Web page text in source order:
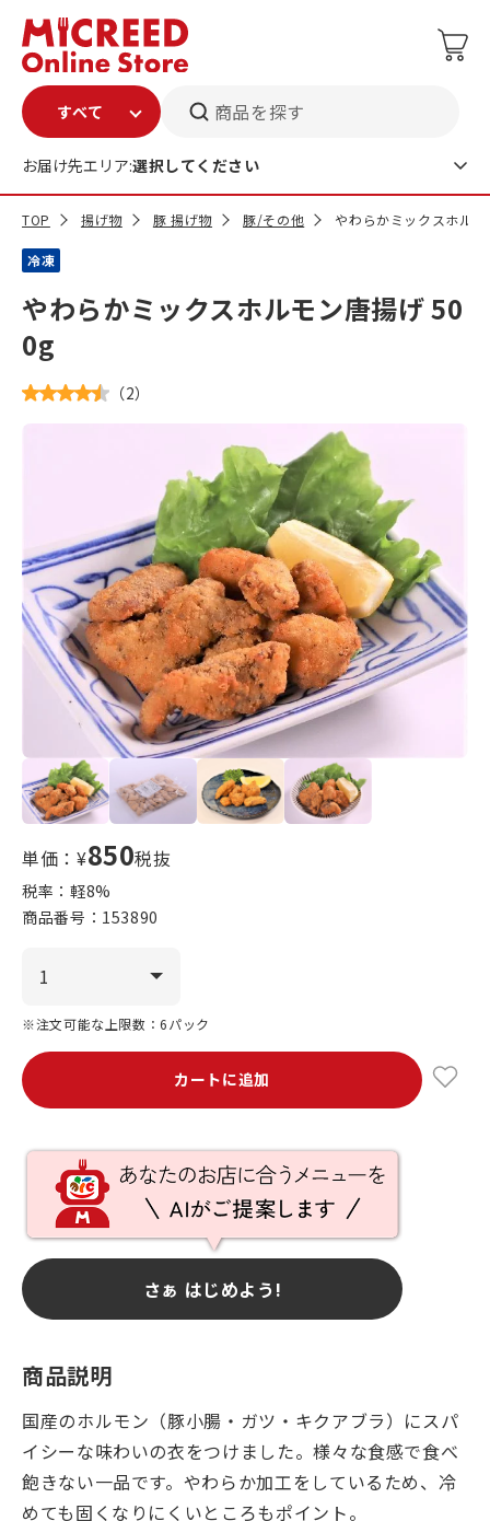
商品を探す
お届け先エリア:選択してください
TOP 揚げ物 豚 揚げ物 豚/その他 やわらかミックスホル
冷凍
やわらかミックスホルモン唐揚げ 50
0g
（2）
単価：¥850税抜
税率：軽8%
商品番号： 153890
※注文可能な上限数：6パック
カートに追加
さぁ はじめよう!
商品説明
国産のホルモン（豚小腸・ガツ・キクアブラ）にスパ
イシーな味わいの衣をつけました。様々な食感で食べ
飽きない一品です。やわらか加工をしているため、冷
めても固くなりにくいところもポイント。